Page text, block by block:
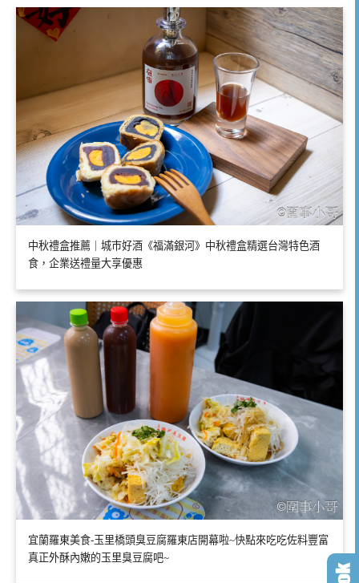
中秋禮盒推薦｜城市好酒《福滿銀河》中秋禮盒精選台灣特色酒
食，企業送禮量大享優惠
宜蘭羅東美食-玉里橋頭臭豆腐羅東店開幕啦~快點來吃吃佐料豐富
真正外酥內嫩的玉里臭豆腐吧~